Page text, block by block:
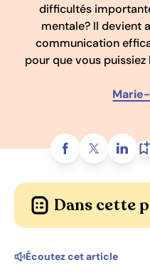
difficultés
mentale? Il devient
communication
pour que vous
Partagez sur
Dans cette
Écoutez cet article